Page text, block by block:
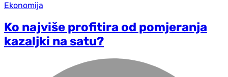
Ekonomija
Ko najviše profitira od pomjeranja
kazaljki na satu?